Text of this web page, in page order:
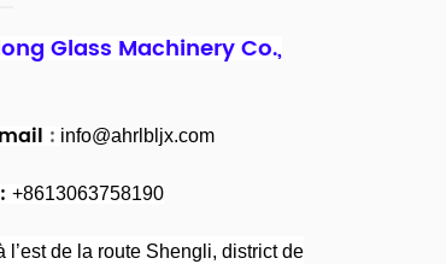
Glass Machinery Co.,
: info@ahrlbljx.com
+8613063758190
l’est de la route Shengli, district de